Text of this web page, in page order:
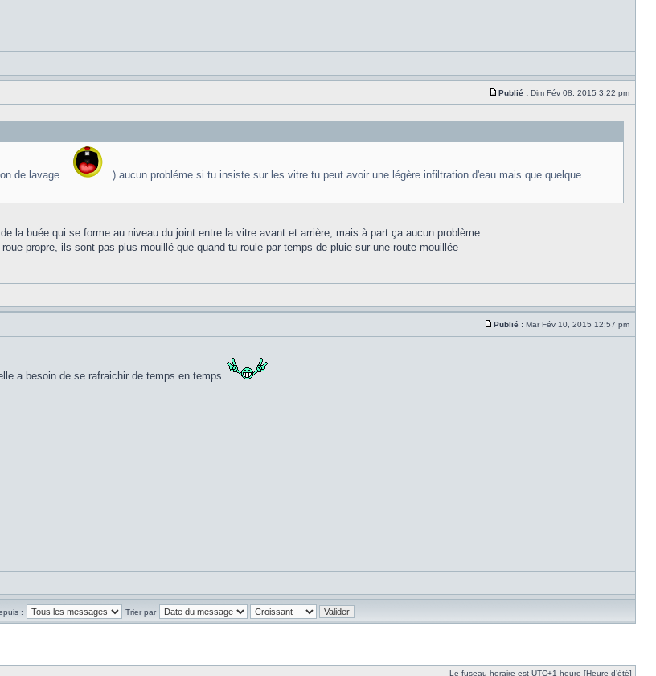
Publié : Dim Fév 08, 2015 3:22 pm
de lavage..
) aucun probléme si tu insiste sur les vitre tu peut avoir une légère infiltration d'eau mais que quelque
la buée qui se forme au niveau du joint entre la vitre avant et arrière, mais à part ça aucun problème
propre, ils sont pas plus mouillé que quand tu roule par temps de pluie sur une route mouillée
Publié : Mar Fév 10, 2015 12:57 pm
a besoin de se rafraichir de temps en temps
: Trier par
Le fuseau horaire est UTC+1 heure [Heure d’été]